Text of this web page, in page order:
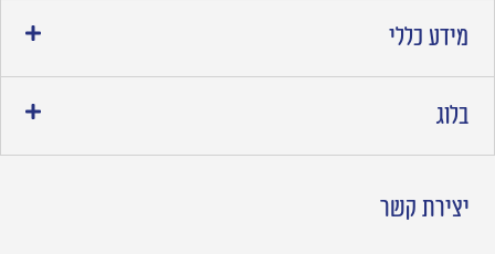
מידע כללי
בלוג
יצירת קשר